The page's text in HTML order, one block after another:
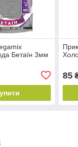
Бетаїн 3мм
85